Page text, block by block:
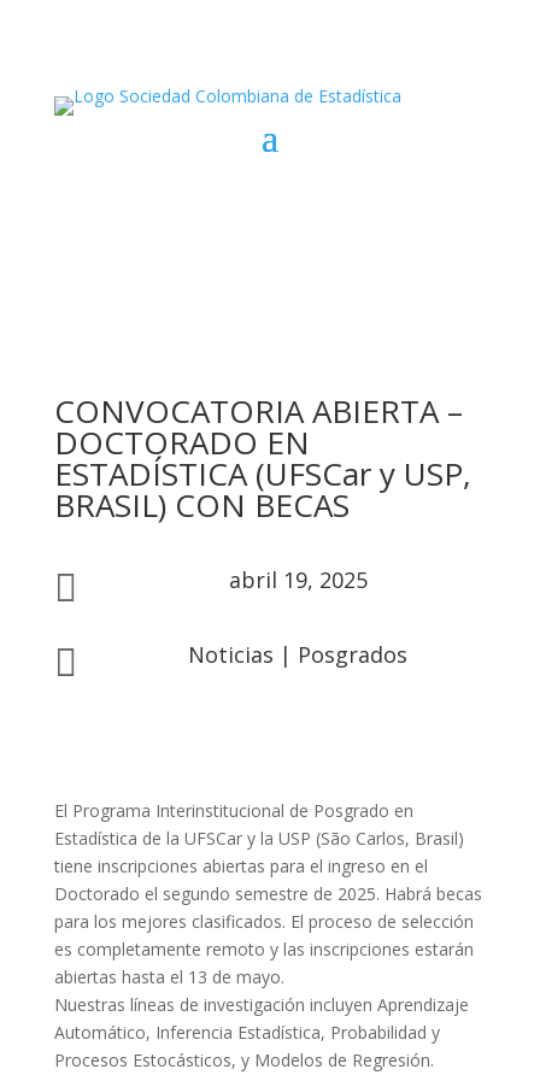
CONVOCATORIA ABIERTA –
DOCTORADO EN
ESTADÍSTICA (UFSCar y USP,
BRASIL) CON BECAS

abril 19, 2025
 Noticias | Posgrados
El Programa Interinstitucional de Posgrado en
Estadística de la UFSCar y la USP (São Carlos, Brasil)
tiene inscripciones abiertas para el ingreso en el
Doctorado el segundo semestre de 2025. Habrá becas
para los mejores clasificados. El proceso de selección
es completamente remoto y las inscripciones estarán
abiertas hasta el 13 de mayo.
Nuestras líneas de investigación incluyen Aprendizaje
Automático, Inferencia Estadística, Probabilidad y
Procesos Estocásticos, y Modelos de Regresión.